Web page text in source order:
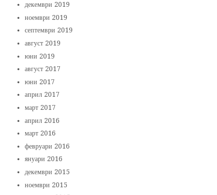
декември 2019
ноември 2019
септември 2019
август 2019
юни 2019
август 2017
юни 2017
април 2017
март 2017
април 2016
март 2016
февруари 2016
януари 2016
декември 2015
ноември 2015